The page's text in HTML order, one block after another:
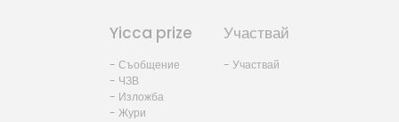
Yicca prize
- Съобщение
- ЧЗВ
- Изложба
- Жури
Участвай
- Участвай